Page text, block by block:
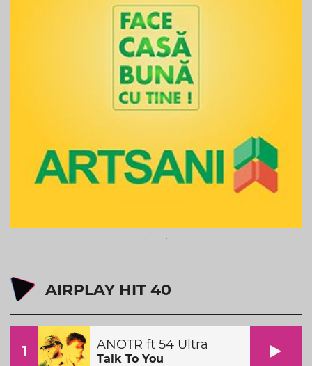
AIRPLAY HIT 40
1 ANOTR ft 54 Ultra
Talk To You